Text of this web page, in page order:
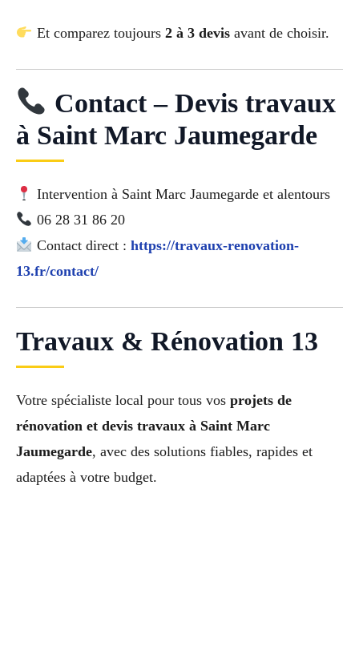
Et comparez toujours 2 à 3 devisavant de choisir.
Contact – Devis travaux
à Saint Marc Jaumegarde
Intervention à Saint Marc Jaumegarde et alentours
06 28 31 86 20
Contact direct : https://travaux-renovation-
13.fr/contact/
Travaux & Rénovation 13
Votre spécialiste local pour tous vos projets de
rénovation et devis travaux à Saint Marc
Jaumegarde, avec des solutions fiables, rapides et
adaptées à votre budget.